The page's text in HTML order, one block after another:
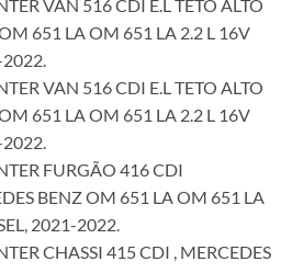
VAN 516 CDI E.L TETO ALTO
651 LA OM 651 LA 2.2 L 16V
VAN 516 CDI E.L TETO ALTO
651 LA OM 651 LA 2.2 L 16V
FURGÃO 416 CDI
BENZ OM 651 LA OM 651 LA
2021-2022.
CHASSI 415 CDI , MERCEDES